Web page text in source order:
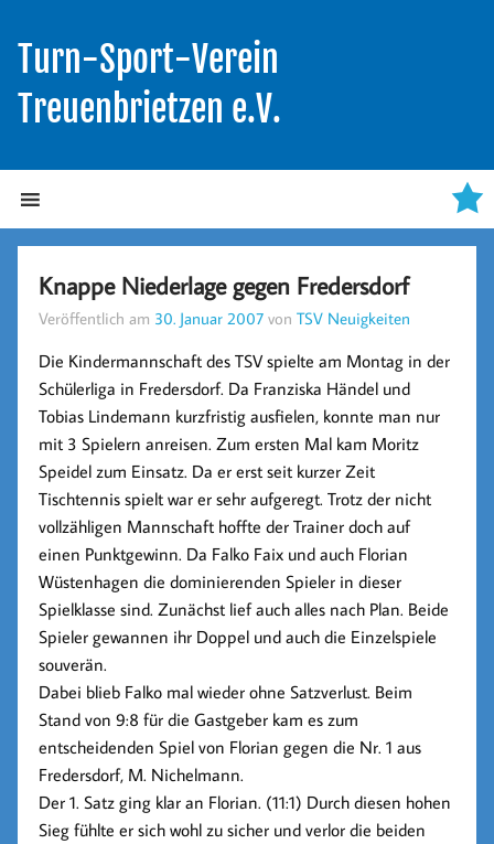
Turn-Sport-Verein
Treuenbrietzen e.V.
Knappe Niederlage gegen Fredersdorf
Veröffentlich am 30. Januar 2007 vonTSV Neuigkeiten
Die Kindermannschaft des TSV spielte am Montag in der
Schülerliga in Fredersdorf. Da Franziska Händel und
Tobias Lindemann kurzfristig ausfielen, konnte man nur
mit 3 Spielern anreisen. Zum ersten Mal kam Moritz
Speidel zum Einsatz. Da er erst seit kurzer Zeit
Tischtennis spielt war er sehr aufgeregt. Trotz der nicht
vollzähligen Mannschaft hoffte der Trainer doch auf
einen Punktgewinn. Da Falko Faix und auch Florian
Wüstenhagen die dominierenden Spieler in dieser
Spielklasse sind. Zunächst lief auch alles nach Plan. Beide
Spieler gewannen ihr Doppel und auch die Einzelspiele
souverän.
Dabei blieb Falko mal wieder ohne Satzverlust. Beim
Stand von 9:8 für die Gastgeber kam es zum
entscheidenden Spiel von Florian gegen die Nr. 1 aus
Fredersdorf, M. Nichelmann.
Der 1. Satz ging klar an Florian. (11:1) Durch diesen hohen
Sieg fühlte er sich wohl zu sicher und verlor die beiden